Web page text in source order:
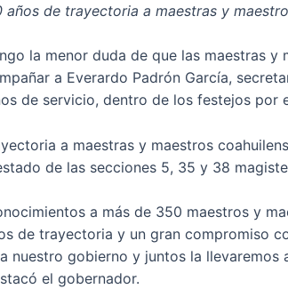
de trayectoria a maestras y
la menor duda de que las maestras
a Everardo Padrón García,
de servicio, dentro de los festejos por
a maestras y maestros
de las secciones 5, 35 y 38
a más de 350 maestros y
de trayectoria y un gran compromiso
nuestro gobierno y juntos la
el gobernador.